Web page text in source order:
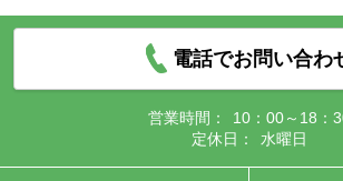
電話でお問い合わ
営業時間：
10：00～18：
定休日：
水曜日